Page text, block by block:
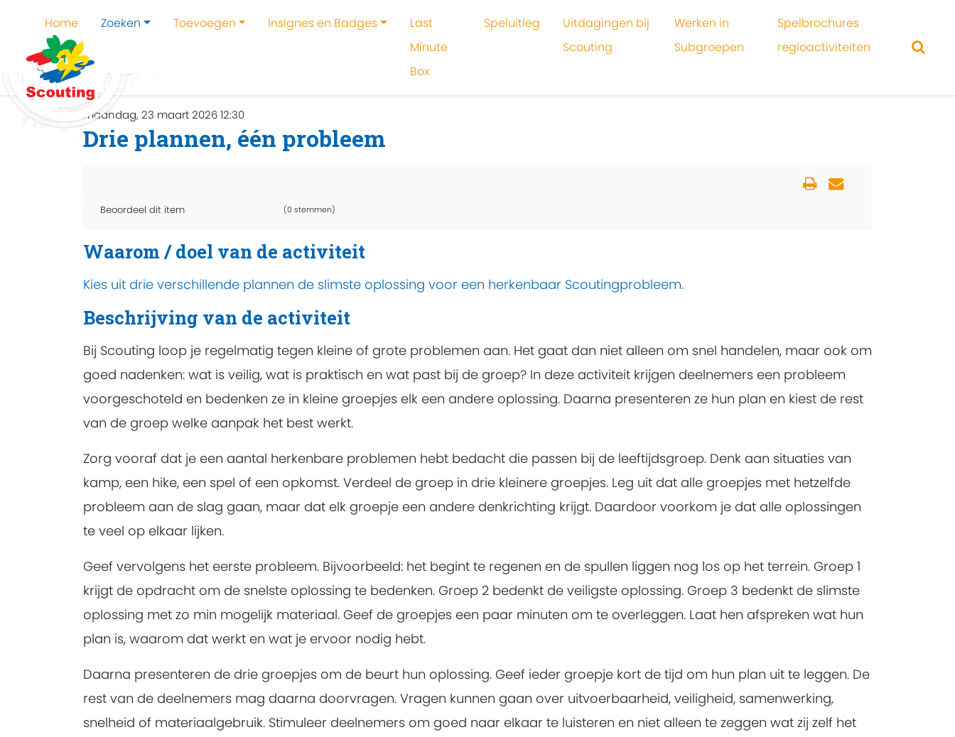
Home Zoeken Toevoegen Insignes en Badges
Last
Minute
Box
Speluitleg
Uitdagingen bij
Scouting
Werken in
Subgroepen
Spelbrochures
regioactiviteiten
Home Drie plannen, één probleem
maandag, 23 maart 2026 12:30
Drie plannen, één probleem
Beoordeel dit item (0 stemmen)
Waarom / doel van de activiteit
Kies uit drie verschillende plannen de slimste oplossing voor een herkenbaar Scoutingprobleem.
Beschrijving van de activiteit
Bij Scouting loop je regelmatig tegen kleine of grote problemen aan. Het gaat dan niet alleen om snel handelen, maar ook om
goed nadenken: wat is veilig, wat is praktisch en wat past bij de groep? In deze activiteit krijgen deelnemers een probleem
voorgeschoteld en bedenken ze in kleine groepjes elk een andere oplossing. Daarna presenteren ze hun plan en kiest de rest
van de groep welke aanpak het best werkt.
Zorg vooraf dat je een aantal herkenbare problemen hebt bedacht die passen bij de leeftijdsgroep. Denk aan situaties van
kamp, een hike, een spel of een opkomst. Verdeel de groep in drie kleinere groepjes. Leg uit dat alle groepjes met hetzelfde
probleem aan de slag gaan, maar dat elk groepje een andere denkrichting krijgt. Daardoor voorkom je dat alle oplossingen
te veel op elkaar lijken.
Geef vervolgens het eerste probleem. Bijvoorbeeld: het begint te regenen en de spullen liggen nog los op het terrein. Groep 1
krijgt de opdracht om de snelste oplossing te bedenken. Groep 2 bedenkt de veiligste oplossing. Groep 3 bedenkt de slimste
oplossing met zo min mogelijk materiaal. Geef de groepjes een paar minuten om te overleggen. Laat hen afspreken wat hun
plan is, waarom dat werkt en wat je ervoor nodig hebt.
Daarna presenteren de drie groepjes om de beurt hun oplossing. Geef ieder groepje kort de tijd om hun plan uit te leggen. De
rest van de deelnemers mag daarna doorvragen. Vragen kunnen gaan over uitvoerbaarheid, veiligheid, samenwerking,
snelheid of materiaalgebruik. Stimuleer deelnemers om goed naar elkaar te luisteren en niet alleen te zeggen wat zij zelf het